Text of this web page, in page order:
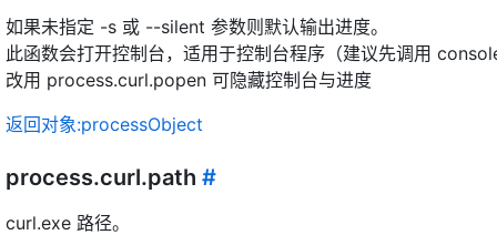
如果未指定 -s 或 --silent 参数则默认输出进度。
此函数会打开控制台，适用于控制台程序（建议先调用
改用 process.curl.popen 可隐藏控制台与进度
返回对象:processObject
process.curl.path #
curl.exe 路径。